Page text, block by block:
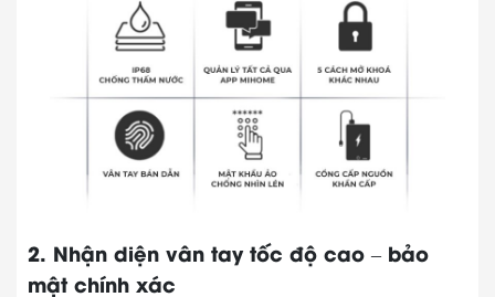
2. Nhận diện vân tay tốc độ cao – bảo
mật chính xác